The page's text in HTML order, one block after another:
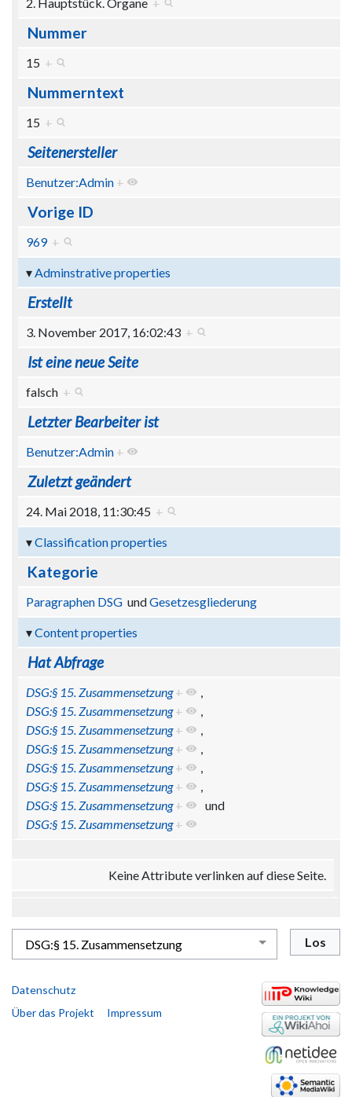
2. Hauptstück. Organe +
Nummer
15 +
Nummerntext
15 +
Seitenersteller
Benutzer:Admin +
Vorige ID
969 +
Adminstrative properties
Erstellt
3. November 2017, 16:02:43 +
Ist eine neue Seite
falsch +
Letzter Bearbeiter ist
Benutzer:Admin +
Zuletzt geändert
24. Mai 2018, 11:30:45 +
Classification properties
Kategorie
Paragraphen DSGundGesetzesgliederung
Content properties
Hat Abfrage
DSG:§ 15. Zusammensetzung +
,
DSG:§ 15. Zusammensetzung +
,
DSG:§ 15. Zusammensetzung +
,
DSG:§ 15. Zusammensetzung +
,
DSG:§ 15. Zusammensetzung +
,
DSG:§ 15. Zusammensetzung +
,
DSG:§ 15. Zusammensetzung +
und
DSG:§ 15. Zusammensetzung +
Keine Attribute verlinken auf diese Seite.
Datenschutz
Über das Projekt
Impressum